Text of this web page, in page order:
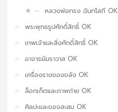
หลวงพ่อทรง ฉันทโสภี OK
พระพุทธรูปศักดิ์สิทธิ์ OK
เทพเจ้าและสิ่งศักดิ์สิทธิ์ OK
อาจารย์ฆราวาส OK
เครื่องรางของขลัง OK
ล็อกเก็ตและภาพถ่าย OK
ศิลปะและของสะสม OK